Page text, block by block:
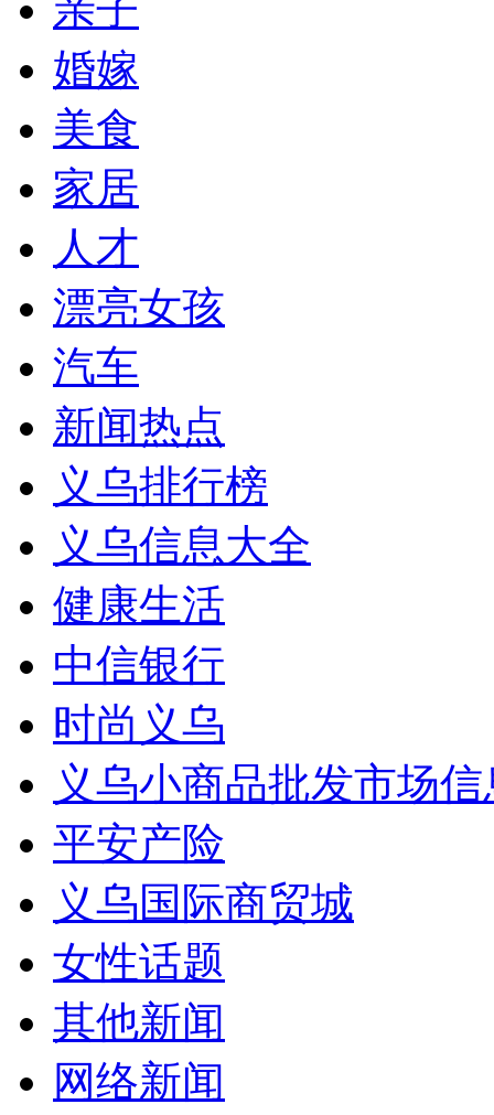
婚嫁
美食
家居
人才
漂亮女孩
汽车
新闻热点
义乌排行榜
义乌信息大全
健康生活
中信银行
时尚义乌
义乌小商品批发市场
平安产险
义乌国际商贸城
女性话题
其他新闻
网络新闻